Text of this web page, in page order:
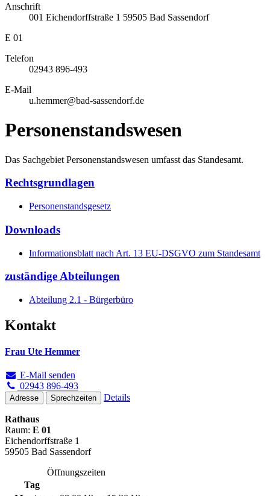
Anschrift
001 Eichendorffstraße 1 59505 Bad Sassendorf
E 01
Telefon
02943 896-493
E-Mail
u.hemmer@bad-sassendorf.de
Personenstandswesen
Das Sachgebiet Personenstandswesen umfasst das Standesamt.
Rechtsgrundlagen
Personenstandsgesetz
Downloads
Informationsblatt nach Art. 13 EU-DSGVO zum Standesamt
zuständige Abteilungen
Abteilung 2.1 - Bürgerbüro
Kontakt
Frau Ute Hemmer
E-Mail senden
02943 896-493
Adresse Sprechzeiten Details
Rathaus
Raum: E 01
Eichendorffstraße 1
59505 Bad Sassendorf
Öffnungszeiten
Tag